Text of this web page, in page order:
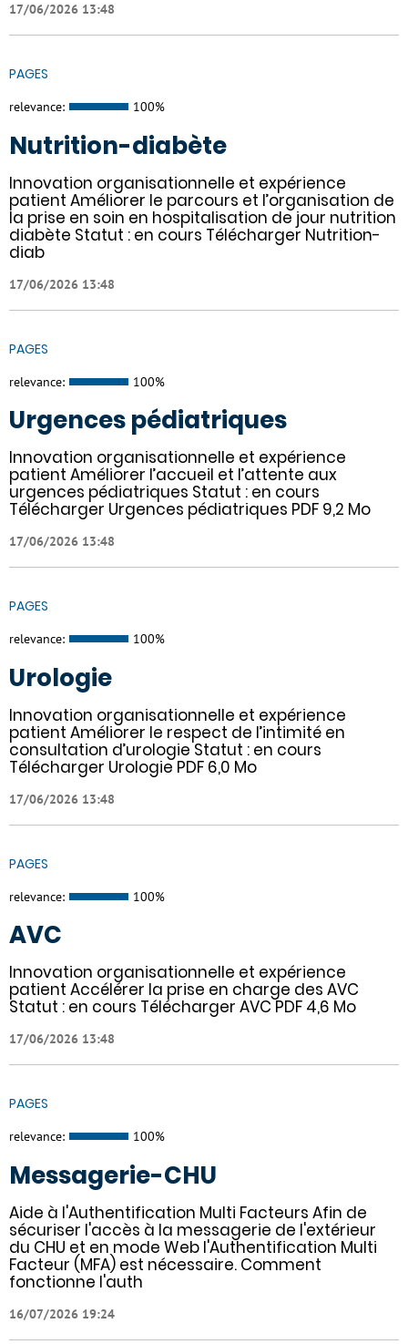
17/06/2026 13:48
PAGES
relevance: 100%
Nutrition-diabète
Innovation organisationnelle et expérience
patient Améliorer le parcours et l’organisation de
la prise en soin en hospitalisation de jour nutrition
diabète Statut : en cours Télécharger Nutrition-
diab
17/06/2026 13:48
PAGES
relevance: 100%
Urgences pédiatriques
Innovation organisationnelle et expérience
patient Améliorer l’accueil et l’attente aux
urgences pédiatriques Statut : en cours
Télécharger Urgences pédiatriques PDF 9,2 Mo
17/06/2026 13:48
PAGES
relevance: 100%
Urologie
Innovation organisationnelle et expérience
patient Améliorer le respect de l’intimité en
consultation d’urologie Statut : en cours
Télécharger Urologie PDF 6,0 Mo
17/06/2026 13:48
PAGES
relevance: 100%
AVC
Innovation organisationnelle et expérience
patient Accélérer la prise en charge des AVC
Statut : en cours Télécharger AVC PDF 4,6 Mo
17/06/2026 13:48
PAGES
relevance: 100%
Messagerie-CHU
Aide à l'Authentification Multi Facteurs Afin de
sécuriser l'accès à la messagerie de l'extérieur
du CHU et en mode Web l'Authentification Multi
Facteur (MFA) est nécessaire. Comment
fonctionne l'auth
16/07/2026 19:24